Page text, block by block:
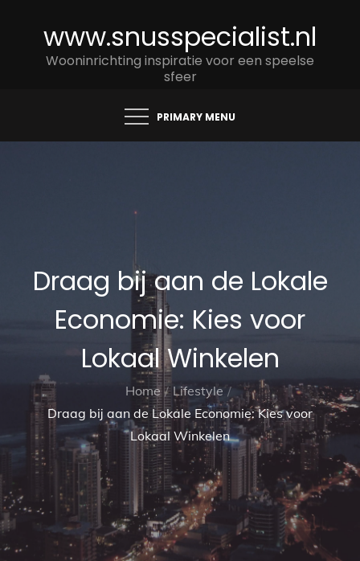
www.snusspecialist.nl
Wooninrichting inspiratie voor een speelse
sfeer
PRIMARY MENU
Draag bij aan de Lokale
Economie: Kies voor
Lokaal Winkelen
Home
Lifestyle
Draag bij aan de Lokale Economie: Kies voor
Lokaal Winkelen